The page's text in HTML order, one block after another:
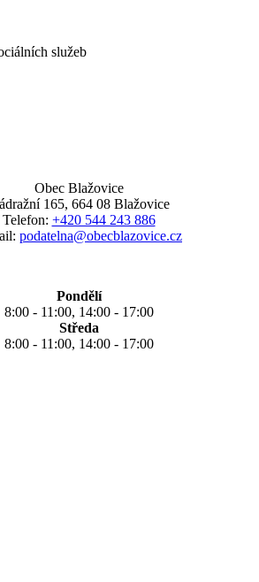
služeb
Obec Blažovice
165, 664 08 Blažovice
Telefon: +420 544 243 886
podatelna@obecblazovice.cz
Pondělí
8:00 - 11:00, 14:00 - 17:00
Středa
8:00 - 11:00, 14:00 - 17:00